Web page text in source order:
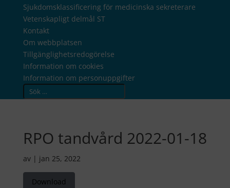
Sjukdomsklassificering för medicinska sekreterare
Vetenskapligt delmål ST
Kontakt
Om webbplatsen
Tillgänglighetsredogörelse
Information om cookies
Information om personuppgifter
RPO tandvård 2022-01-18
av | jan 25, 2022
Download